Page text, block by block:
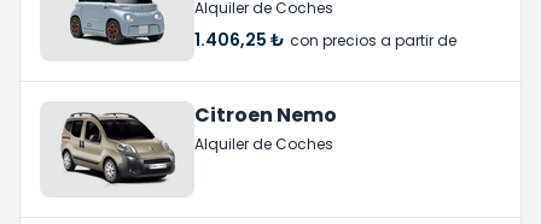
Alquiler de Coches
1.406,25 ₺ con precios a partir de
Citroen Nemo
Alquiler de Coches